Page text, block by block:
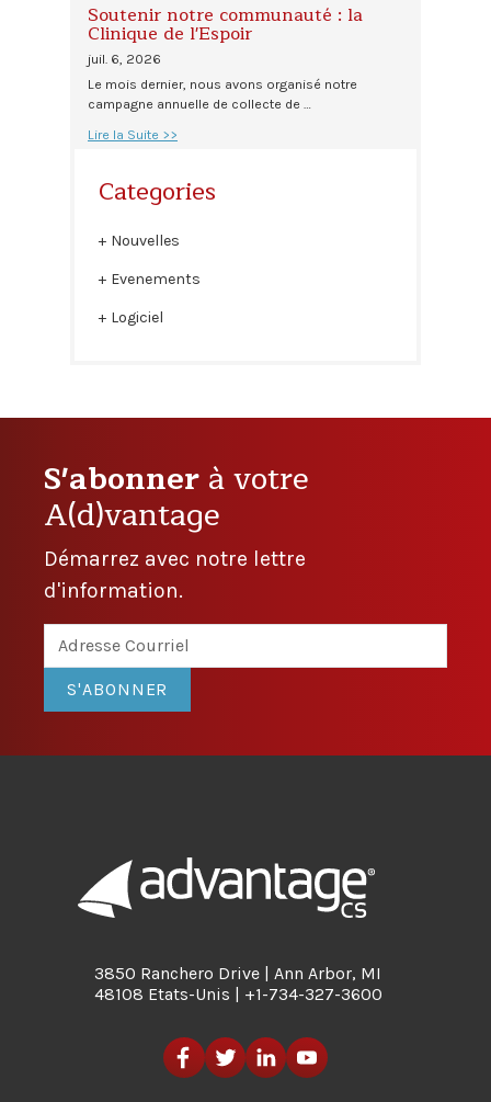
Soutenir notre communauté : la
Clinique de l'Espoir
juil. 6, 2026
Le mois dernier, nous avons organisé notre
campagne annuelle de collecte de …
Lire la Suite >>
Categories
Nouvelles
Evenements
Logiciel
S'abonnerà votre
A(d)vantage
Démarrez avec notre lettre
d'information.
S'ABONNER
3850 Ranchero Drive | Ann Arbor, MI
48108 Etats-Unis | +1-734-327-3600